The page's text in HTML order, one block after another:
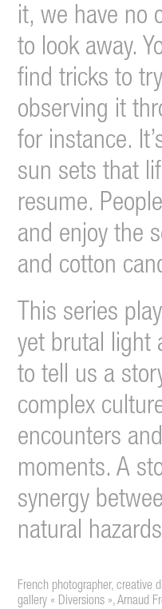
it, we have no
to look away.
find tricks to
observing it
for instance.
sun sets that
resume.
and enjoy the
and cotton
This series
yet brutal light
to tell us a
complex
encounters
moments. A
synergy
natural
French photographer, creative
gallery « Diversions », Arnaud